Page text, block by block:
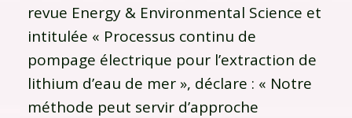
revue Energy & Environmental Science et
intitulée « Processus continu de
pompage électrique pour l’extraction de
lithium d’eau de mer », déclare : « Notre
méthode peut servir d’approche